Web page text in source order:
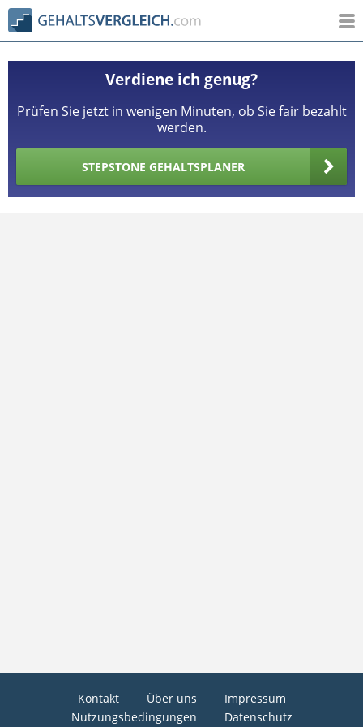
Verdiene ich genug?
Prüfen Sie jetzt in wenigen Minuten, ob Sie fair bezahlt
werden.
STEPSTONE GEHALTSPLANER
Kontakt Über uns
Impressum
Nutzungsbedingungen
Datenschutz